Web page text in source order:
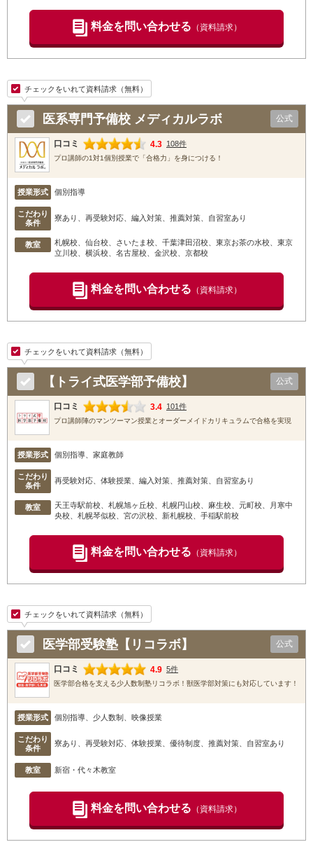
料金を問い合わせる （資料請求）
チェックをいれて資料請求（無料）
医系専門予備校 メディカルラボ 公式
口コミ 4.3 108件
プロ講師の1対1個別授業で「合格力」を身につける！
授業形式 個別指導
こだわり
条件
寮あり、再受験対応、編入対策、推薦対策、自習室あり
教室 札幌校 、仙台校 、さいたま校 、千葉津田沼校 、東京お茶の水校 、東京
立川校 、横浜校 、名古屋校 、金沢校 、京都校
料金を問い合わせる （資料請求）
チェックをいれて資料請求（無料）
【トライ式医学部予備校】 公式
口コミ 3.4 101件
プロ講師陣のマンツーマン授業とオーダーメイドカリキュラムで合格を実現
授業形式 個別指導、家庭教師
こだわり
条件
再受験対応、体験授業、編入対策、推薦対策、自習室あり
教室 天王寺駅前校 、札幌旭ヶ丘校 、札幌円山校 、麻生校 、元町校 、月寒中
央校 、札幌琴似校 、宮の沢校 、新札幌校 、手稲駅前校
料金を問い合わせる （資料請求）
チェックをいれて資料請求（無料）
医学部受験塾【リコラボ】 公式
口コミ 4.9 5件
医学部合格を支える少人数制塾リコラボ！獣医学部対策にも対応しています！
授業形式 個別指導、少人数制、映像授業
こだわり
条件
寮あり、再受験対応、体験授業、優待制度、推薦対策、自習室あり
教室 新宿・代々木教室
料金を問い合わせる （資料請求）